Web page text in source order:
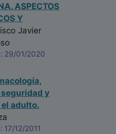
ASPECTOS
Y
Javier
29/01/2020
y
adulto.
12/2011